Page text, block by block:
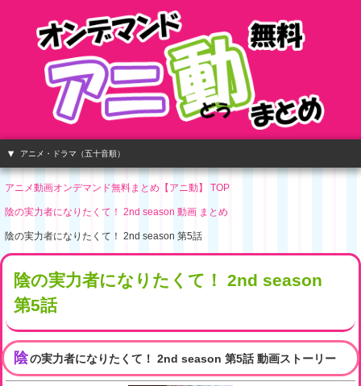
アニメ・ドラマ（五十音順）
アニメ動画オンデマンド無料まとめ【アニ動】 TOP
陰の実力者になりたくて！ 2nd season 動画 まとめ
陰の実力者になりたくて！ 2nd season 第5話
陰の実力者になりたくて！ 2nd season
第5話
陰の実力者になりたくて！ 2nd season 第5話 動画ストーリー